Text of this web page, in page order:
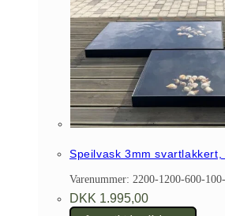
Speilvask 3mm svartlakkert,
Varenummer: 2200-1200-600-
DKK 1.995,00